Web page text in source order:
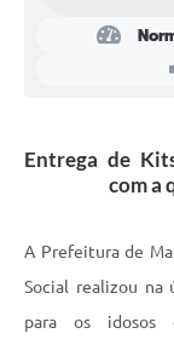
Entrega de
com a
A Prefeitura de
Social realizou na
para os idosos